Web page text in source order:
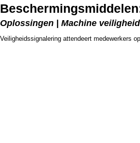
Oplossingen | Machine
Veiligheidssignalering attendeert medewerkers